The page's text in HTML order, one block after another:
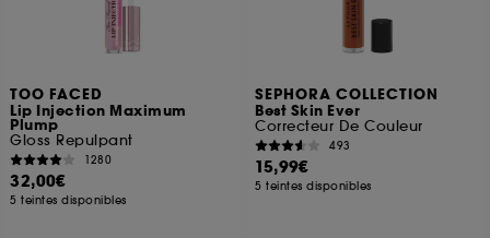
TOO FACED
Lip Injection Maximum
Plump
Gloss Repulpant
1280
32,00€
5 teintes disponibles
SEPHORA COLLECTION
Best Skin Ever
Correcteur De Couleur
493
15,99€
5 teintes disponibles